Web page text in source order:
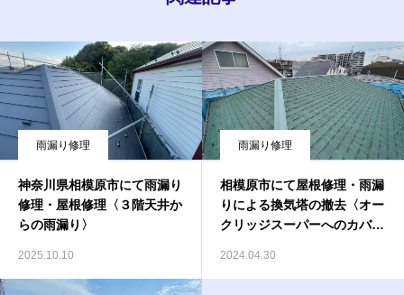
雨漏り修理
神奈川県相模原市にて雨漏り
修理・屋根修理〈３階天井か
らの雨漏り〉
2025.10.10
雨漏り修理
相模原市にて屋根修理・雨漏
りによる換気塔の撤去〈オー
クリッジスーパーへのカバー
2024.04.30